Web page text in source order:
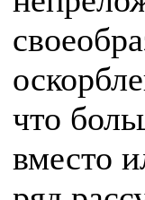
что
вместо